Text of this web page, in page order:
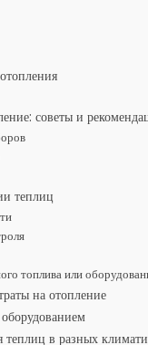
советы и
теплиц
топлива или
на отопление
в разных